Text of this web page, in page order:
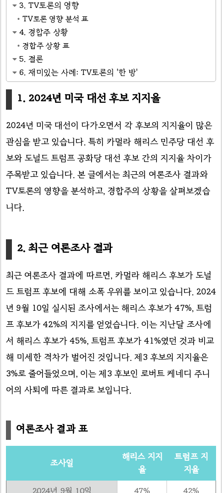
3. TV토론의 영향
TV토론 영향 분석 표
4. 경합주 상황
경합주 상황 표
5. 결론
6. 재미있는 사례: TV토론의 '한 방'
1. 2024년 미국 대선 후보 지지율
2024년 미국 대선이 다가오면서 각 후보의 지지율이 많은
관심을 받고 있습니다. 특히 카멀라 해리스 민주당 대선 후
보와 도널드 트럼프 공화당 대선 후보 간의 지지율 차이가
주목받고 있습니다. 본 글에서는 최근의 여론조사 결과와
TV토론의 영향을 분석하고, 경합주의 상황을 살펴보겠습
니다.
2. 최근 여론조사 결과
최근 여론조사 결과에 따르면, 카멀라 해리스 후보가 도널
드 트럼프 후보에 대해 소폭 우위를 보이고 있습니다. 2024
년 9월 10일 실시된 조사에서는 해리스 후보가 47%, 트럼
프 후보가 42%의 지지를 얻었습니다. 이는 지난달 조사에
서 해리스 후보가 45%, 트럼프 후보가 41%였던 것과 비교
해 미세한 격차가 벌어진 것입니다. 제3 후보의 지지율은
3%로 줄어들었으며, 이는 제3 후보인 로버트 케네디 주니
어의 사퇴에 따른 결과로 보입니다.
여론조사 결과 표
조사일
해리스 지지
율
트럼프 지
지율
2024년 9월 10일 47% 42%